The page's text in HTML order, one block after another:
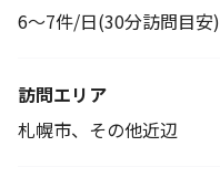
6～7件/日(30分訪問目安)
訪問エリア
札幌市、その他近辺